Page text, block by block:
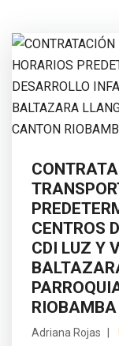
CENTROS
CDI LUZ Y
RIOBAMBA
Adriana Rojas